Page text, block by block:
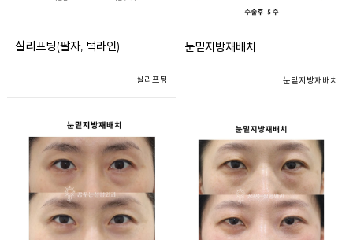
실리프팅(팔자, 턱라인)
실리프팅
눈밑지방재배치
눈밑지방재배치